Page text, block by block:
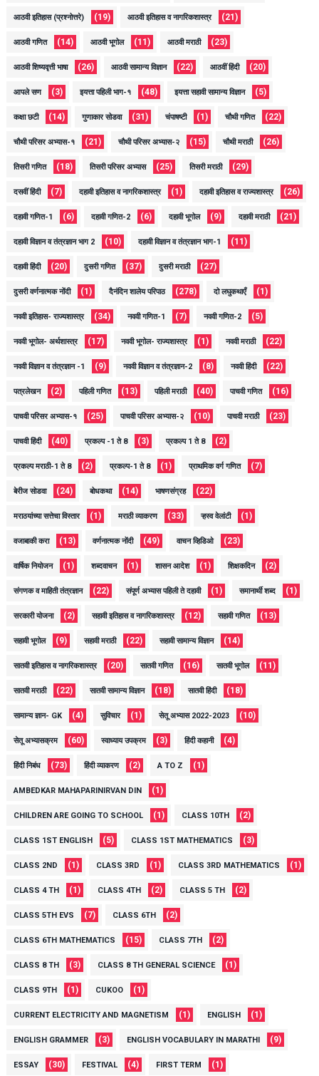
आठवी इतिहास (प्रश्नोत्तरे) (19) आठवी इतिहास व नागरिकशास्त्र (21)
आठवी गणित (14) आठवी भूगोल (11) आठवी मराठी (23)
आठवी शिष्यवृत्ती भाषा (26) आठवी सामान्य विज्ञान (22) आठवीं हिंदी (20)
आपले सण (3) इयत्ता पहिली भाग-१ (48) इयत्ता सहावी सामान्य विज्ञान (5)
कक्षा छटी (14) गुणाकार सोडवा (31) चंपाषष्टी (1) चौथी गणित (22)
चौथी परिसर अभ्यास-१ (21) चौथी परिसर अभ्यास-२ (15) चौथी मराठी (26)
तिसरी गणित (18) तिसरी परिसर अभ्यास (25) तिसरी मराठी (29)
दसवीं हिंदी (7) दहावी इतिहास व नागरिकशास्त्र (1) दहावी इतिहास व राज्यशास्त्र (26)
दहावी गणित-1 (6) दहावी गणित-2 (6) दहावी भूगोल (9) दहावी मराठी (21)
दहावी विज्ञान व तंत्रज्ञान भाग 2 (10) दहावी विज्ञान व तंत्रज्ञान भाग-1 (11)
दहावी हिंदी (20) दुसरी गणित (37) दुसरी मराठी (27)
दुसरी वर्णनात्मक नोंदी (1) दैनंदिन शालेय परिपाठ (278) दो लघुकथाएँ (1)
नववी इतिहास- राज्यशास्त्र (34) नववी गणित-1 (7) नववी गणित-2 (5)
नववी भूगोल- अर्थशास्त्र (17) नववी भूगोल- राज्यशास्त्र (1) नववी मराठी (22)
नववी विज्ञान व तंत्रज्ञान -1 (9) नववी विज्ञान व तंत्रज्ञान-2 (8) नववी हिंदी (22)
पत्रलेखन (2) पहिली गणित (13) पहिली मराठी (40) पाचवी गणित (16)
पाचवी परिसर अभ्यास-१ (25) पाचवी परिसर अभ्यास-२ (10) पाचवी मराठी (23)
पाचवी हिंदी (40) प्रकल्प -1 ते 8 (3) प्रकल्प 1 ते 8 (2)
प्रकल्प मराठी-1 ते 8 (2) प्रकल्प-1 ते 8 (1) प्राथमिक वर्ग गणित (7)
बेरीज सोडवा (24) बोधकथा (14) भाषणसंग्रह (22)
मराठयांच्या सत्तेचा विस्तार (1) मराठी व्याकरण (33) ऱ्हस्व वेलांटी (1)
वजाबाकी करा (13) वर्णनात्मक नोंदी (49) वाचन व्हिडिओ (23)
वार्षिक नियोजन (1) शब्दवाचन (1) शासन आदेश (1) शिक्षकदिन (2)
संगणक व माहिती तंत्रज्ञान (22) संपूर्ण अभ्यास पहिली ते दहावी (1) समानार्थी शब्द (1)
सरकारी योजना (2) सहावी इतिहास व नागरिकशास्त्र (12) सहावी गणित (13)
सहावी भूगोल (9) सहावी मराठी (22) सहावी सामान्य विज्ञान (14)
सातवी इतिहास व नागरिकशास्त्र (20) सातवी गणित (16) सातवी भूगोल (11)
सातवी मराठी (22) सातवी सामान्य विज्ञान (18) सातवी हिंदी (18)
सामान्य ज्ञान- GK (4) सुविचार (1) सेतू अभ्यास 2022-2023 (10)
सेतू अभ्यासक्रम (60) स्वाध्याय उपक्रम (3) हिंदी कहानी (4)
हिंदी निबंध (73) हिंदी व्याकरण (2) A TO Z (1)
AMBEDKAR MAHAPARINIRVAN DIN (1)
CHILDREN ARE GOING TO SCHOOL (1) CLASS 10TH (2)
CLASS 1ST ENGLISH (5) CLASS 1ST MATHEMATICS (3)
CLASS 2ND (1) CLASS 3RD (1) CLASS 3RD MATHEMATICS (1)
CLASS 4 TH (1) CLASS 4TH (2) CLASS 5 TH (2)
CLASS 5TH EVS (7) CLASS 6TH (2)
CLASS 6TH MATHEMATICS (15) CLASS 7TH (2)
CLASS 8 TH (3) CLASS 8 TH GENERAL SCIENCE (1)
CLASS 9TH (1) CUKOO (1)
CURRENT ELECTRICITY AND MAGNETISM (1) ENGLISH (1)
ENGLISH GRAMMER (3) ENGLISH VOCABULARY IN MARATHI (9)
ESSAY (30) FESTIVAL (4) FIRST TERM (1)